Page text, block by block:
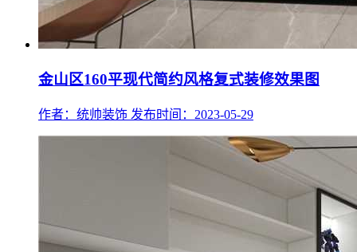
金山区160平现代简约风格复式装修效果图
作者：统帅装饰 发布时间：2023-05-29